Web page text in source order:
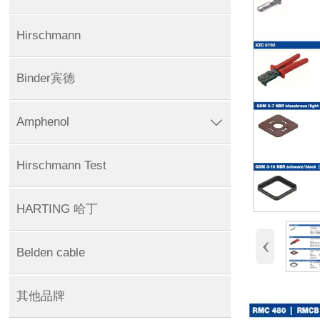
Hirschmann
Binder宾德
Amphenol 
Hirschmann Test
HARTING 哈丁
Belden cable
其他品牌
‹